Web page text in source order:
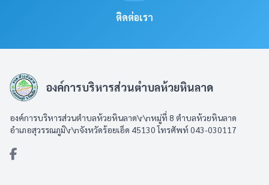
ติดต่อเรา
องค์การบริหารส่วนตำบลห้วยหินลาด
องค์การบริหารส่วนตำบลห้วยหินลาด\r\nหมู่ที่ 8 ตำบลห้วยหินลาด
อำเภอสุวรรณภูมิ\r\nจังหวัดร้อยเอ็ด 45130 โทรศัพท์ 043-030117